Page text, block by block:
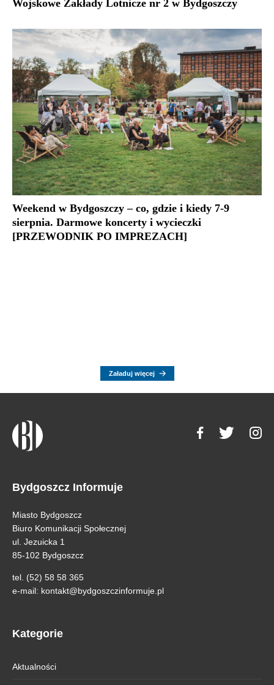
Wojskowe Zakłady Lotnicze nr 2 w Bydgoszczy
Weekend w Bydgoszczy – co, gdzie i kiedy 7-9
sierpnia. Darmowe koncerty i wycieczki
[PRZEWODNIK PO IMPREZACH]
Załaduj więcej
Bydgoszcz Informuje
Miasto Bydgoszcz
Biuro Komunikacji Społecznej
ul. Jezuicka 1
85-102 Bydgoszcz
tel. (52) 58 58 365
e-mail: kontakt@bydgoszczinformuje.pl
Kategorie
Aktualności